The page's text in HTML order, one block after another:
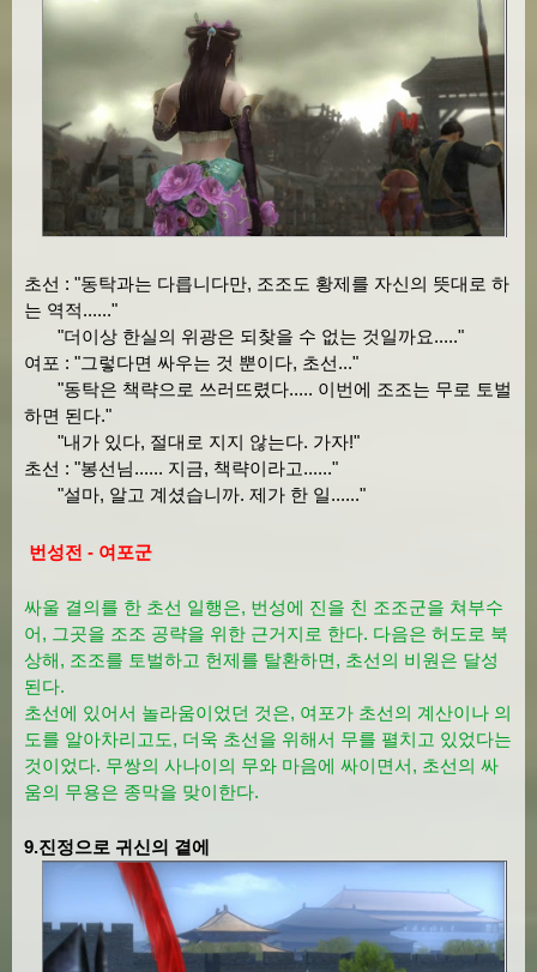
초선 : "동탁과는 다릅니다만, 조조도 황제를 자신의 뜻대로 하
는 역적......"
"더이상 한실의 위광은 되찾을 수 없는 것일까요....."
여포 : "그렇다면 싸우는 것 뿐이다, 초선..."
"동탁은 책략으로 쓰러뜨렸다..... 이번에 조조는 무로 토벌
하면 된다."
"내가 있다, 절대로 지지 않는다. 가자!"
초선 : "봉선님...... 지금, 책략이라고......"
"설마, 알고 계셨습니까. 제가 한 일......"
번성전 - 여포군
싸울 결의를 한 초선 일행은, 번성에 진을 친 조조군을 쳐부수
어, 그곳을 조조 공략을 위한 근거지로 한다. 다음은 허도로 북
상해, 조조를 토벌하고 헌제를 탈환하면, 초선의 비원은 달성
된다.
초선에 있어서 놀라움이었던 것은, 여포가 초선의 계산이나 의
도를 알아차리고도, 더욱 초선을 위해서 무를 펼치고 있었다는
것이었다. 무쌍의 사나이의 무와 마음에 싸이면서, 초선의 싸
움의 무용은 종막을 맞이한다.
9.진정으로 귀신의 곁에